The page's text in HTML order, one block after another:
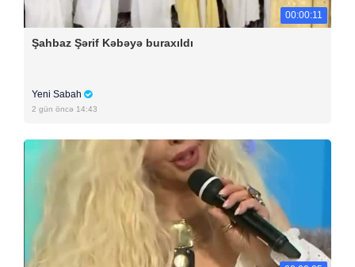
00:00:11
Şahbaz Şərif Kəbəyə buraxıldı
Yeni Sabah
2 gün öncə 14:43